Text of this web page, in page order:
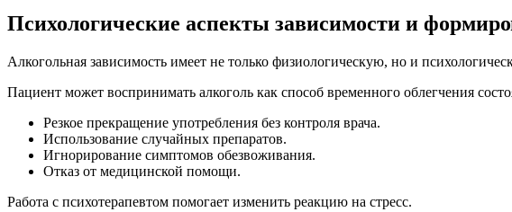
Психологические аспекты зависимости и
Алкогольная зависимость имеет не только физиологическую, но и
Пациент может воспринимать алкоголь как способ временного облегчения
Резкое прекращение употребления без контроля врача.
Использование случайных препаратов.
Игнорирование симптомов обезвоживания.
Отказ от медицинской помощи.
Работа с психотерапевтом помогает изменить реакцию на стресс.